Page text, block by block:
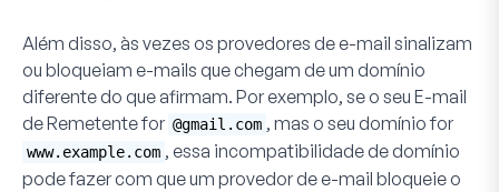
Além disso, às vezes os provedores de e-mail sinalizam
ou bloqueiam e-mails que chegam de um domínio
diferente do que afirmam. Por exemplo, se o seu E-mail
de Remetente for @gmail.com , mas o seu domínio for
www.example.com , essa incompatibilidade de domínio
pode fazer com que um provedor de e-mail bloqueie o